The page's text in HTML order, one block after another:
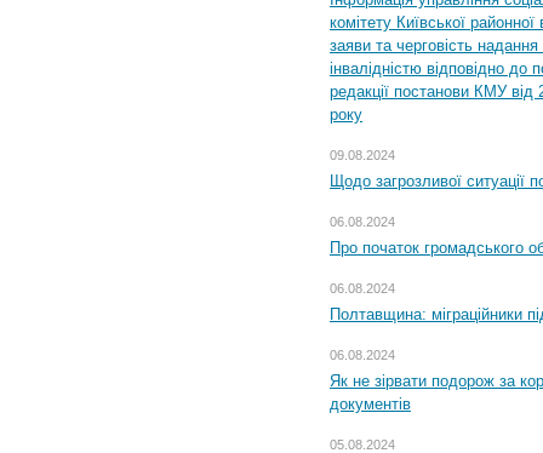
комітету Київської
заяви та черговість надання
інвалідністю відповідно
редакції постанови КМУ
року
09.08.2024
Щодо загрозливої ситуації
06.08.2024
Про початок громадського
06.08.2024
Полтавщина: міграційники
06.08.2024
Як не зірвати подорож за
документів
05.08.2024